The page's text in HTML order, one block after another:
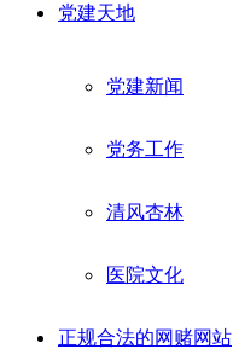
党建天地
党建新闻
党务工作
清风杏林
医院文化
正规合法的网赌网站